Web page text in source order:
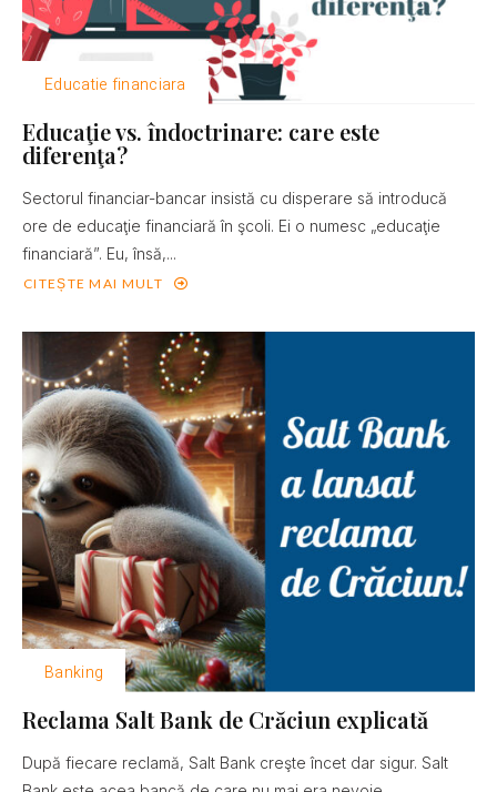
Educatie financiara
Educaţie vs. îndoctrinare: care este
diferenţa?
Sectorul financiar-bancar insistă cu disperare să introducă
ore de educaţie financiară în şcoli. Ei o numesc „educaţie
financiară”. Eu, însă,...
CITEȘTE MAI MULT
Banking
Reclama Salt Bank de Crăciun explicată
După fiecare reclamă, Salt Bank creşte încet dar sigur. Salt